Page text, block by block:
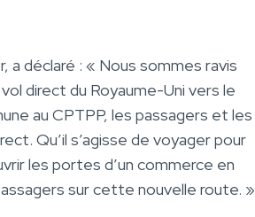
a déclaré : « Nous sommes ravis
direct du Royaume-Uni vers le
au CPTPP, les passagers et les
Qu’il s’agisse de voyager pour
les portes d’un commerce en
sur cette nouvelle route. »